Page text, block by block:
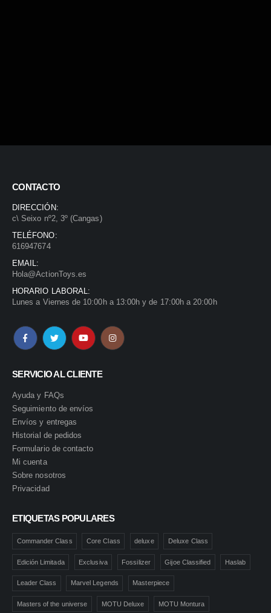
CONTACTO
DIRECCIÓN:
c\ Seixo nº2, 3º (Cangas)
TELÉFONO:
616947674
EMAIL:
Hola@ActionToys.es
HORARIO LABORAL:
Lunes a Viernes de 10:00h a 13:00h y de 17:00h a 20:00h
SERVICIO AL CLIENTE
Ayuda y FAQs
Seguimiento de envíos
Envíos y entregas
Historial de pedidos
Formulario de contacto
Mi cuenta
Sobre nosotros
Privacidad
ETIQUETAS POPULARES
Commander Class Core Class deluxe Deluxe Class
Edición Limitada Exclusiva Fossilizer Gijoe Classified Haslab
Leader Class Marvel Legends Masterpiece
Masters of the universe MOTU Deluxe MOTU Montura